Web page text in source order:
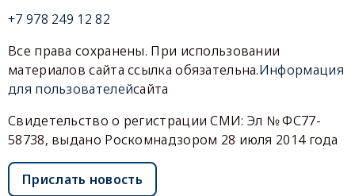
+7 978 249 12 82
Все права сохранены. При использовании
материалов сайта ссылка обязательна.Информация
для пользователейсайта
Свидетельство о регистрации СМИ: Эл № ФС77-
58738, выдано Роскомнадзором 28 июля 2014 года
Прислать новость